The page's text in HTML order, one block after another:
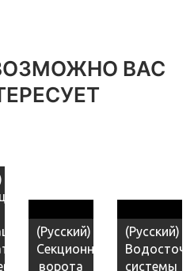
ВАС
(Русский)
Секционные
ворота
(Русский)
системы